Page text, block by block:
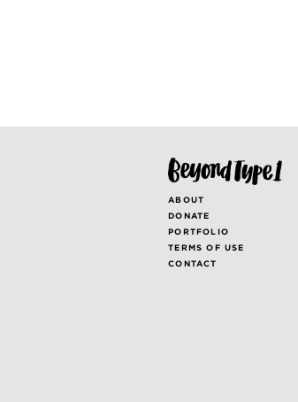
ABOUT
DONATE
PORTFOLIO
TERMS OF USE
CONTACT